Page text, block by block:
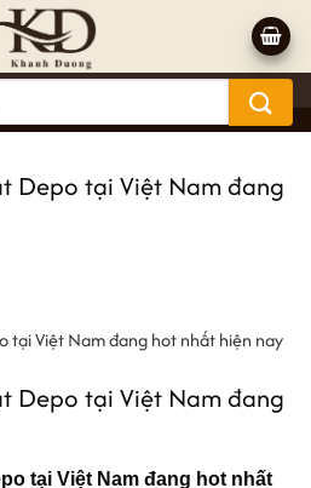
Depo tại Việt Nam đang
Depo tại Việt Nam đang
tại Việt Nam đang hot nhất